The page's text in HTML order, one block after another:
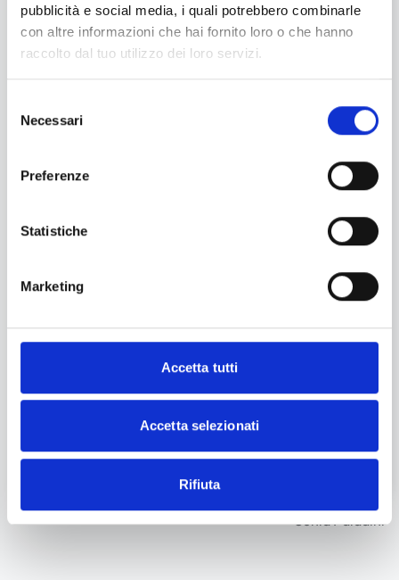
pubblicità e social media, i quali potrebbero combinarle
con altre informazioni che hai fornito loro o che hanno
raccolto dal tuo utilizzo dei loro servizi.
delNecessari
Preferenze
Statistiche
Marketing
Accetta tutti
Accetta selezionati
Rifiuta
Sale q.b.
1 litro di brodo vegetale
Procedimento
circa 16 minuti.
Nel frattempo prendi il basilico fresco e frullalo con
Quando il riso sarà cotto, mantecalo fuori fuoco con
Taglia il salmone pesciugato, completa il risotto con
i filetti di salmone, ciuffi di burrata, basilico …et voilà
Sonia Paladini